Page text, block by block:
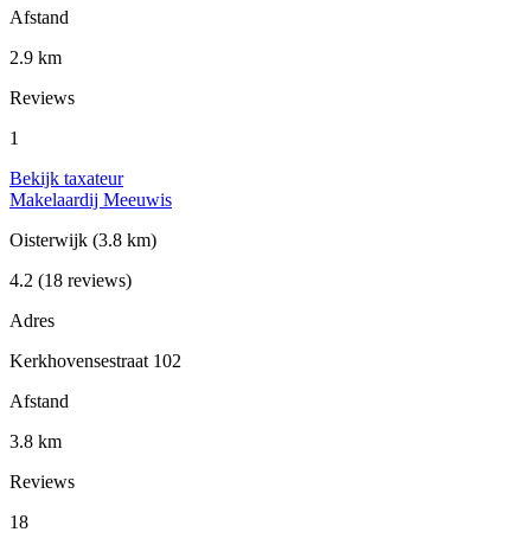
Afstand
2.9 km
Reviews
1
Bekijk taxateur
Makelaardij Meeuwis
Oisterwijk (3.8 km)
4.2 (18 reviews)
Adres
Kerkhovensestraat 102
Afstand
3.8 km
Reviews
18